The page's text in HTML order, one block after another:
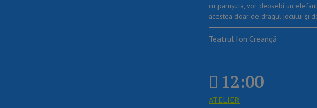
cu parușuta, vor deosebi un
acestea doar de dragul jocului și
Teatrul Ion Creangă
12:00
ATELIER